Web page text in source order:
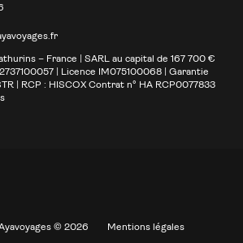
– France | SARL au capital de 167 700 €
| Licence IM075100068 | Garantie
| RCP : HISCOX Contrat n° HA RCP0077833
© 2026 Mentions légales